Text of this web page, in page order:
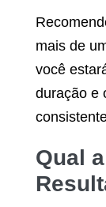
mais de
você
duração e
Qual